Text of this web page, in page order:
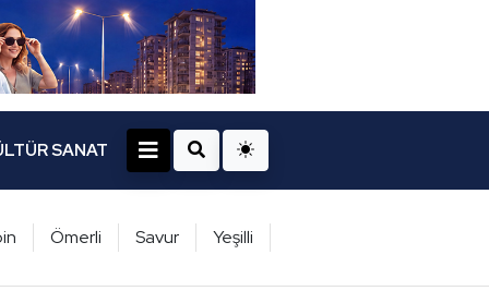
SANAT
Ömerli Savur Yeşilli